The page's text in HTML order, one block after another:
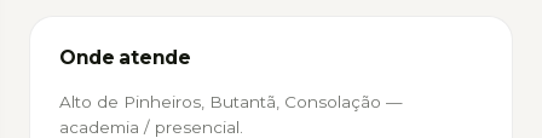
Onde atende
Alto de Pinheiros, Butantã, Consolação —
academia / presencial.